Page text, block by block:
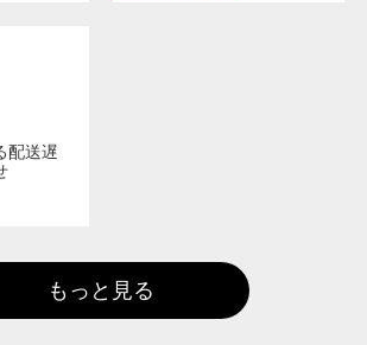
配送遅
もっと見る